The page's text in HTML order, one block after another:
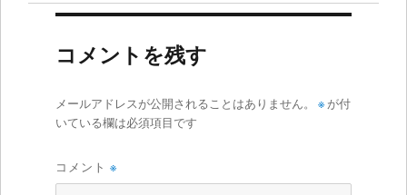
コメントを残す
メールアドレスが公開されることはありません。 ※が付
いている欄は必須項目です
コメント ※